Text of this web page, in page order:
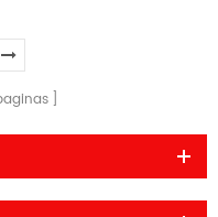
revestimiento de vitón de